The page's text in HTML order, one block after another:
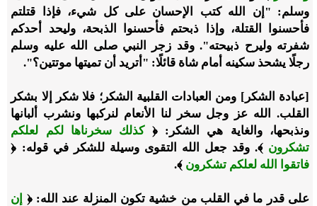
وسلم: "إن الله كتب الإحسان على كل شيء، فإذا قتلتم
فأحسنوا القتلة، وإذا ذبحتم فأحسنوا الذبحة، وليحد أحدكم
شفرته وليرح ذبيحته". وقد زجر النبي صلى الله عليه وسلم
رجلًا يشحذ سكينه أمام شاة قائلًا: "أتريد أن تميتها موتتين؟".
[عبادة الشكر] ومن العبادات القلبية الشكر؛ فلا شكر إلا بشكر
القلب. الله عز وجل سخر لنا الأنعام لنركبها ونشرب ألبانها
ونذبحها، والغاية هي الشكر: ﴿كذلك سخرناها لكم لعلكم
تشكرون ﴾. وقد جعل الله التقوى وسيلة للشكر في قوله: ﴿
فاتقوا الله لعلكم تشكرون ﴾.
على قدر ما في القلب من خشية تكون المنزلة عند الله: ﴿ إن